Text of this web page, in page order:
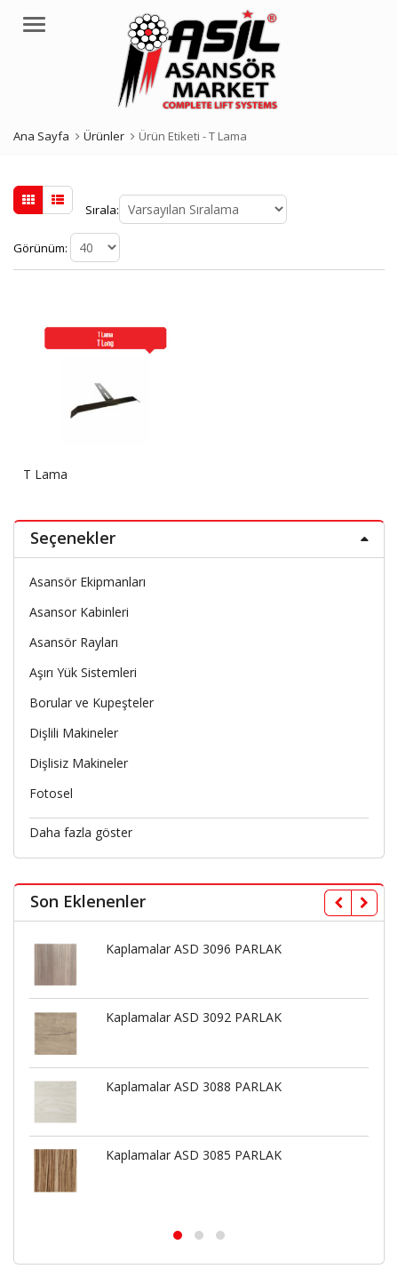
Menü
Ana Sayfa Ürünler Ürün Etiketi -T Lama
Sırala:
Görünüm:
T Lama
Seçenekler
Asansör Ekipmanları
Asansor Kabinleri
Asansör Rayları
Aşırı Yük Sistemleri
Borular ve Kupeşteler
Dişlili Makineler
Dişlisiz Makineler
Fotosel
Daha fazla göster
Son Eklenenler
Kaplamalar ASD 3096 PARLAK
Kaplamalar ASD 3092 PARLAK
Kaplamalar ASD 3088 PARLAK
Kaplamalar ASD 3085 PARLAK